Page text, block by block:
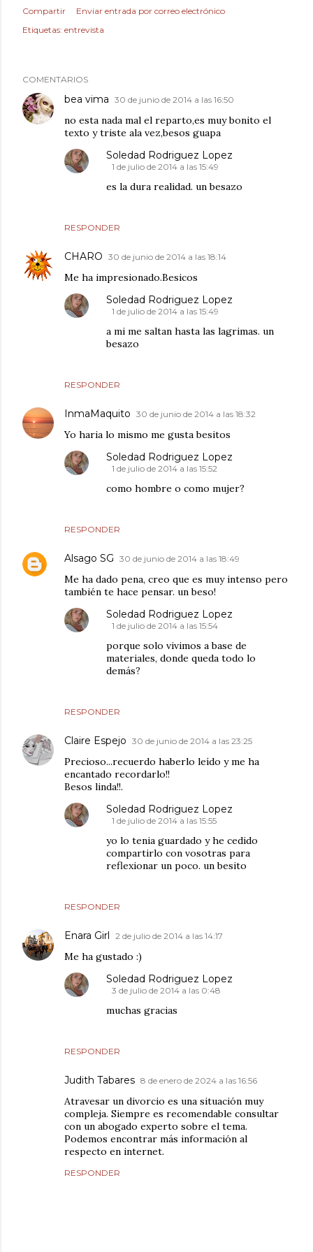
Compartir
Enviar entrada por correo electrónico
Etiquetas: entrevista
COMENTARIOS
bea vima 30 de junio de 2014 a las 16:50
no esta nada mal el reparto,es muy bonito el
texto y triste ala vez,besos guapa
RESPONDER
Soledad Rodriguez Lopez
1 de julio de 2014 a las 15:49
es la dura realidad. un besazo
CHARO 30 de junio de 2014 a las 18:14
Me ha impresionado.Besicos
RESPONDER
Soledad Rodriguez Lopez
1 de julio de 2014 a las 15:49
a mi me saltan hasta las lagrimas. un
besazo
InmaMaquito 30 de junio de 2014 a las 18:32
Yo haria lo mismo me gusta besitos
RESPONDER
Soledad Rodriguez Lopez
1 de julio de 2014 a las 15:52
como hombre o como mujer?
Alsago SG 30 de junio de 2014 a las 18:49
Me ha dado pena, creo que es muy intenso pero
también te hace pensar. un beso!
RESPONDER
Soledad Rodriguez Lopez
1 de julio de 2014 a las 15:54
porque solo vivimos a base de
materiales, donde queda todo lo
demás?
Claire Espejo 30 de junio de 2014 a las 23:25
Precioso...recuerdo haberlo leído y me ha
encantado recordarlo!!
Besos linda!!.
RESPONDER
Soledad Rodriguez Lopez
1 de julio de 2014 a las 15:55
yo lo tenia guardado y he cedido
compartirlo con vosotras para
reflexionar un poco. un besito
Enara Girl 2 de julio de 2014 a las 14:17
Me ha gustado :)
RESPONDER
Soledad Rodriguez Lopez
3 de julio de 2014 a las 0:48
muchas gracias
Judith Tabares 8 de enero de 2024 a las 16:56
Atravesar un divorcio es una situación muy
compleja. Siempre es recomendable consultar
con un abogado experto sobre el tema.
Podemos encontrar más información al
respecto en internet.
RESPONDER